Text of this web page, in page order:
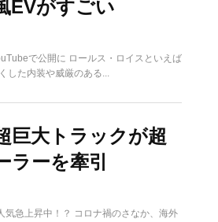
EVがすごい
で公開に ロールス・ロイスといえば
た内装や威厳のある...
巨大トラックが超
ーを牽引
急上昇中！？ コロナ禍のさなか、海外